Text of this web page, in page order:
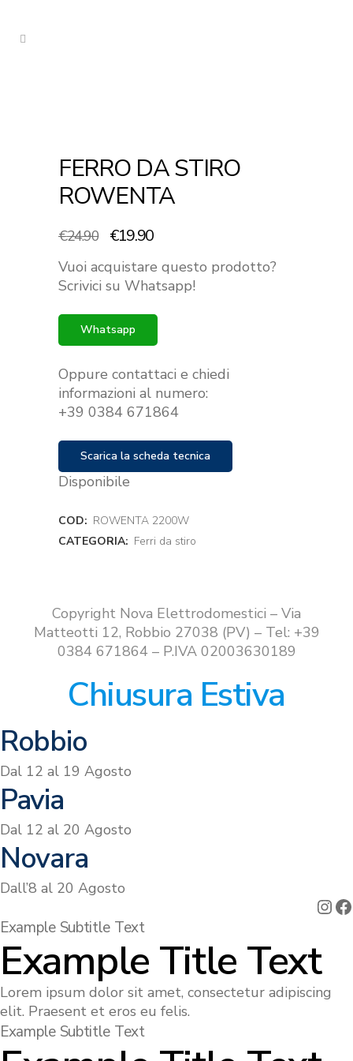
FERRO DA STIRO
ROWENTA
€24.90
Il
originale
era:
€24.90.
€19.90Il
attuale
è:
€19.90.
Vuoi acquistare questo prodotto?
Scrivici su Whatsapp!
Whatsapp
Oppure contattaci e chiedi
informazioni al numero:
+39 0384 671864
Scarica la scheda tecnica
Disponibile
COD: ROWENTA 2200W
CATEGORIA: Ferri da stiro
Copyright Nova Elettrodomestici – Via
Matteotti 12, Robbio 27038 (PV) – Tel: +39
0384 671864 – P.IVA 02003630189
Chiusura Estiva
Robbio
Dal 12 al 19 Agosto
Pavia
Dal 12 al 20 Agosto
Novara
Dall’8 al 20 Agosto
Example Subtitle Text
Example Title Text
Lorem ipsum dolor sit amet, consectetur adipiscing
elit. Praesent et eros eu felis.
Example Subtitle Text